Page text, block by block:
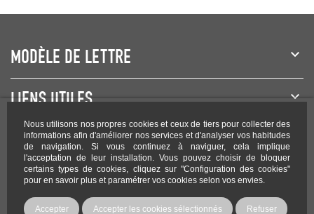
Nous utilisons nos propres cookies et ceux de tiers pour collecter des
informations afin d'améliorer nos services et d'analyser vos habitudes
de navigation. Si vous continuez à naviguer, cela implique
l'acceptation de leur installation. Vous pouvez choisir de bloquer
certains types de cookies, cliquez sur "Configuration des cookies"
pour en savoir plus et paramétrer vos cookies selon vos envies.
Accepter Accepter les cookies sélectionnés Refuser
MODÈLE DE LETTRE
LIENS UTILES
NEWSLETTER